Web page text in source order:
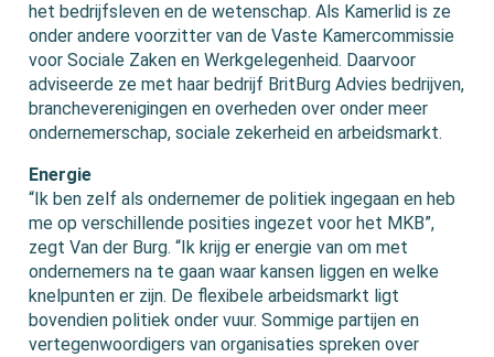
het bedrijfsleven en de wetenschap. Als Kamerlid is ze
onder andere voorzitter van de Vaste Kamercommissie
voor Sociale Zaken en Werkgelegenheid. Daarvoor
adviseerde ze met haar bedrijf BritBurg Advies bedrijven,
brancheverenigingen en overheden over onder meer
ondernemerschap, sociale zekerheid en arbeidsmarkt.
Energie
“Ik ben zelf als ondernemer de politiek ingegaan en heb
me op verschillende posities ingezet voor het MKB”,
zegt Van der Burg. “Ik krijg er energie van om met
ondernemers na te gaan waar kansen liggen en welke
knelpunten er zijn. De flexibele arbeidsmarkt ligt
bovendien politiek onder vuur. Sommige partijen en
vertegenwoordigers van organisaties spreken over